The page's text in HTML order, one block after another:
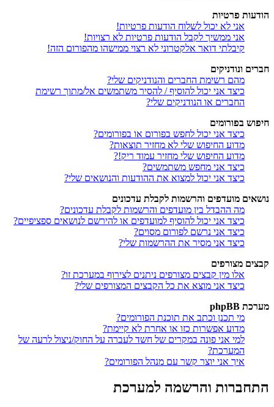
הודעות פרטיות
אני לא יכול לשלוח הודעות פרטיות!
אני ממשיך לקבל הודעות פרטיות לא רצויות!
קיבלתי דואר אלקטרוני לא רצוי ממישהו מהפורום הזה!
חברים ונודניקים
מהם רשימת החברים והנודניקים שלי?
כיצד אני יכול להוסיף / להסיר משתמשים אל/מתוך רשימת
החברים או הנודניקים שלי?
חיפוש בפורומים
כיצד אני יכול לחפש בפורום או בפורומים?
מדוע החיפוש שלי לא מחזיר תוצאות?
מדוע החיפוש שלי מחזיר עמוד ריק!?
כיצד אני מחפש משתמשים?
כיצד אני יכול למצוא את ההודעות והנושאים שלי?
נושאים מועדפים והרשמות לקבלת עדכונים
מה ההבדל בין מועדפים והרשמות לקבלת עדכונים?
כיצד אני יכול להוסיף למועדפים או להירשם לנושאים ספציפיים?
כיצד אני נרשם לפורום מסוים?
כיצד אני מסיר את ההרשמות שלי?
קבצים מצורפים
אלו מין קבצים מצורפים ניתנים לצירוף במערכת זו?
כיצד אני מוצא את כל הקבצים המצורפים שלי?
מערכת phpBB
מי תכנן וכתב את תוכנת הפורומים?
מדוע אפשרות כזו או אחרת לא קיימת?
למי אני פונה במקרים של חשד לעברה על החוק/ניצול לרעה של
המערכת?
איך אני יוצר קשר עם מנהל הפורומים?
התחברות והרשמה למערכת